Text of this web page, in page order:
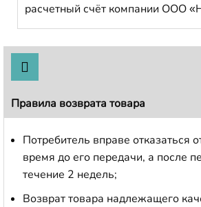
расчетный счёт компании ООО
Правила возврата товара
Потребитель вправе отказаться
время до его передачи, а после
течение 2 недель;
Возврат товара надлежащего